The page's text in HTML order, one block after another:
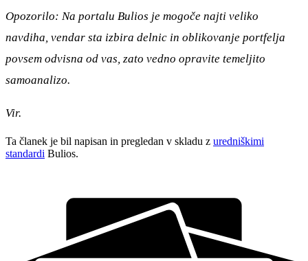
Opozorilo: Na portalu Bulios je mogoče najti veliko
navdiha, vendar sta izbira delnic in oblikovanje portfelja
povsem odvisna od vas, zato vedno opravite temeljito
samoanalizo.
Vir.
Ta članek je bil napisan in pregledan v skladu z uredniškimi
standardi Bulios.